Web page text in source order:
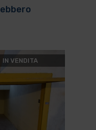
IN VENDITA